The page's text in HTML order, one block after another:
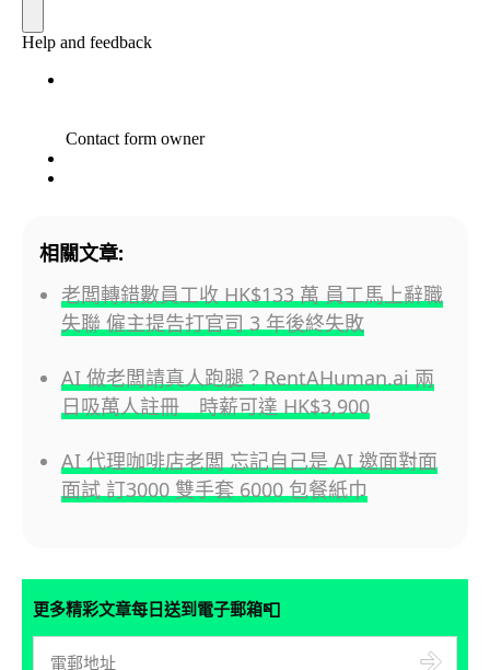
相關文章:
老闆轉錯數員工收 HK$133 萬 員工馬上辭職
失聯 僱主提告打官司 3 年後終失敗
AI 做老闆請真人跑腿？RentAHuman.ai 兩
日吸萬人註冊 時薪可達 HK$3,900
AI 代理咖啡店老闆 忘記自己是 AI 邀面對面
面試 訂3000 雙手套 6000 包餐紙巾
更多精彩文章每日送到電子郵箱📮